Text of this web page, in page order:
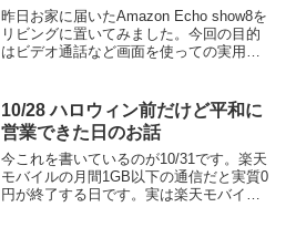
昨日お家に届いたAmazon Echo show8を
リビングに置いてみました。今回の目的
はビデオ通話など画面を使っての実用性
す。アレクサくんがバボちゃんに襲われ
ているよう...
10/28 ハロウィン前だけど平和に
営業できた日のお話
今これを書いているのが10/31です。楽天
モバイルの月間1GB以下の通信だと実質0
円が終了する日です。実は楽天モバイル